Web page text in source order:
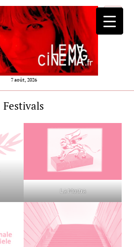
7 août, 2026
menu
Festivals
La Mostra